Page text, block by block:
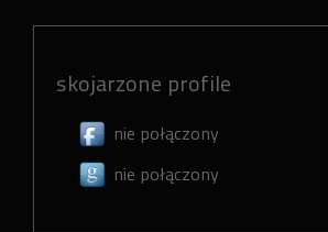
skojarzone profile
nie połączony
nie połączony